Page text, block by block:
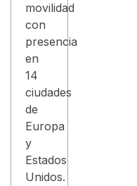
movilidad
con
presencia
en
14
ciudades
de
Europa
y
Estados
Unidos.